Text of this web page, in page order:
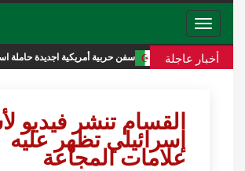
Toggle
navigation
أخبار عاجلةسفن حربية أمريكية اجديدة حاملة اسم دونالد ترامب تكلف
القسام تنشر فيديو
إسرائيلي تظهر عليه
علامات المجاعة